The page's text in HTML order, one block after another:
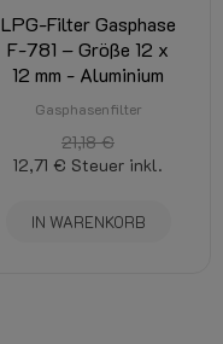
LPG-Filter Gasphase
F-781 – Größe 12 x
12 mm - Aluminium
Gasphasenfilter
21,18 €
12,71 € Steuer inkl.
IN WARENKORB